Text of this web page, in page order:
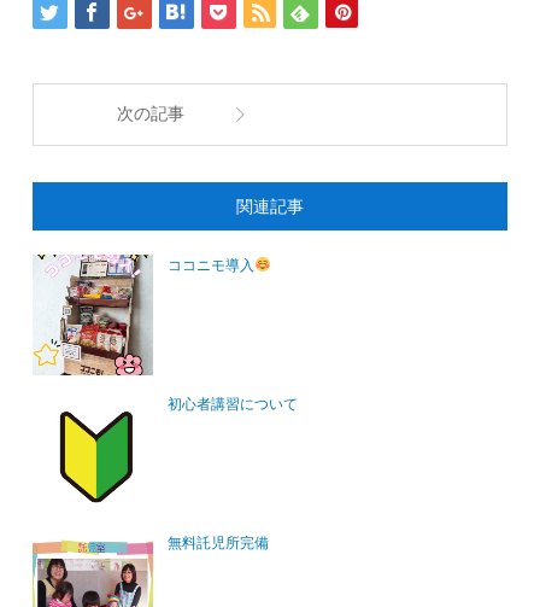
次の記事
関連記事
ココニモ導入
初心者講習について
無料託児所完備